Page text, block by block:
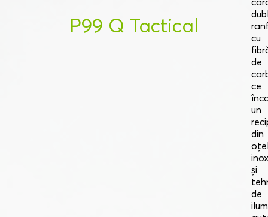
P99 Q Tactical
cu
de
ce
un
din
și
de